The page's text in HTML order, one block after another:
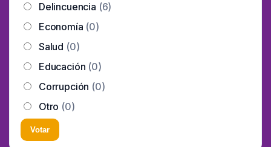
Delincuencia (6)
Economía (0)
Salud (0)
Educación (0)
Corrupción (0)
Otro (0)
Votar